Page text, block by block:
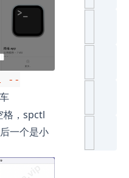
--
格，spctl
一个是小